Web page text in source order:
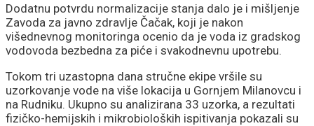
Dodatnu potvrdu normalizacije stanja dalo je i mišljenje
Zavoda za javno zdravlje Čačak, koji je nakon
višednevnog monitoringa ocenio da je voda iz gradskog
vodovoda bezbedna za piće i svakodnevnu upotrebu.
Tokom tri uzastopna dana stručne ekipe vršile su
uzorkovanje vode na više lokacija u Gornjem Milanovcu i
na Rudniku. Ukupno su analizirana 33 uzorka, a rezultati
fizičko-hemijskih i mikrobioloških ispitivanja pokazali su